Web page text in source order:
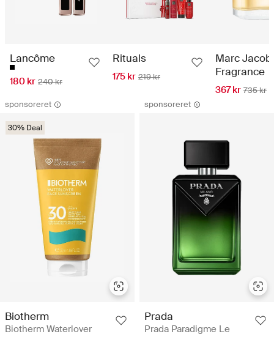
sponsoreret
30% Deal
Biotherm
Biotherm Waterlover
sponsoreret
Prada
Prada Paradigme Le
Lancôme
180 kr 240 kr
Rituals
175 kr 219 kr
Marc
Fragrance
367 kr 735 kr